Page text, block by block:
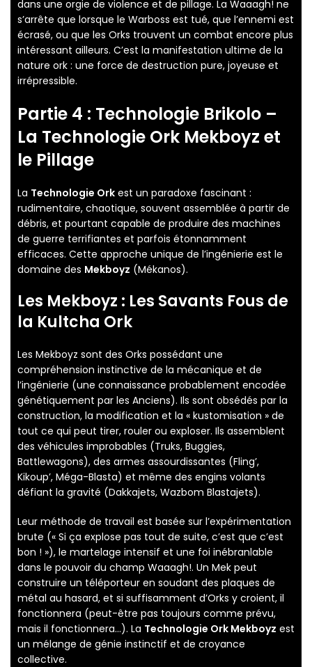
dans une orgie de violence et de pillage. La Waaagh! ne
s’arrête que lorsque le Warboss est tué, que l’ennemi est
écrasé, ou que les Orks trouvent un combat encore plus
intéressant ailleurs. C’est la manifestation ultime de la
nature ork : une force de destruction pure, joyeuse et
irrépressible.
Partie 4 : Technologie Brikolo –
La Technologie Ork Mekboyz et
le Pillage
La Technologie Ork est un paradoxe fascinant :
rudimentaire, chaotique, souvent assemblée à partir de
débris, et pourtant capable de produire des machines
de guerre terrifiantes et parfois étonnamment
efficaces. Cette approche unique de l’ingénierie est le
domaine des Mekboyz (Mékanos).
Les Mekboyz : Les Savants Fous de
la Kultcha Ork
Les Mekboyz sont des Orks possédant une
compréhension instinctive de la mécanique et de
l’ingénierie (une connaissance probablement encodée
génétiquement par les Anciens). Ils sont obsédés par la
construction, la modification et la « kustomisation » de
tout ce qui peut tirer, rouler ou exploser. Ils assemblent
des véhicules improbables (Truks, Buggies,
Battlewagons), des armes assourdissantes (Fling’,
Kikoup’, Méga-Blasta) et même des engins volants
défiant la gravité (Dakkajets, Wazbom Blastajets).
Leur méthode de travail est basée sur l’expérimentation
brute (« Si ça explose pas tout de suite, c’est que c’est
bon ! »), le martelage intensif et une foi inébranlable
dans le pouvoir du champ Waaagh!. Un Mek peut
construire un téléporteur en soudant des plaques de
métal au hasard, et si suffisamment d’Orks y croient, il
fonctionnera (peut-être pas toujours comme prévu,
mais il fonctionnera…). La Technologie Ork Mekboyz est
un mélange de génie instinctif et de croyance
collective.